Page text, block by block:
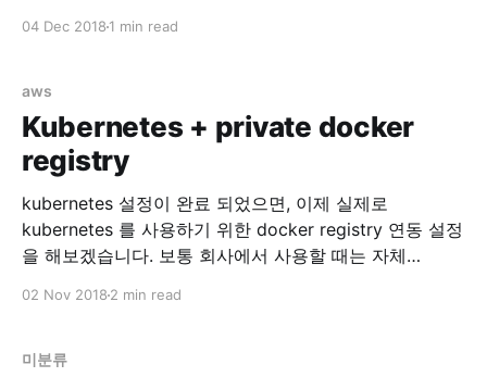
04 Dec 2018 1 min read
aws
Kubernetes + private docker
registry
kubernetes 설정이 완료 되었으면, 이제 실제로
kubernetes 를 사용하기 위한 docker registry 연동 설정
을 해보겠습니다. 보통 회사에서 사용할 때는 자체
- Kubernetes 위 글을 참고
02 Nov 2018 2 min read
미분류